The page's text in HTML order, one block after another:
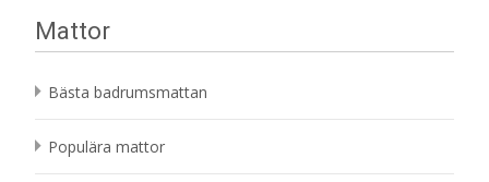
Mattor
Bästa badrumsmattan
Populära mattor